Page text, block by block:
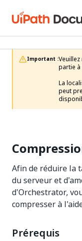
Important :
partie à
La
peut
Afin de réduire la
du serveur et
d'Orchestrator,
compresser à
Prérequis